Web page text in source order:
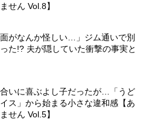
せん Vol.8】
面がなんか怪しい…」ジム通いで別
た!? 夫が隠していた衝撃の事実と
いに喜ぶよし子だったが…「うど
ス」から始まる小さな違和感【あ
せん Vol.5】